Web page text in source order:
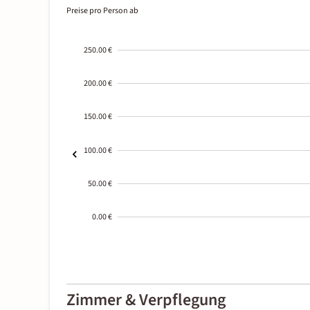
Preise pro Person ab
250.00 €
200.00 €
150.00 €
100.00 €
50.00 €
0.00 €
01-02
Zimmer & Verpflegung